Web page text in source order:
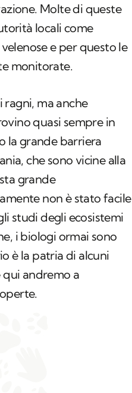
Molte di queste
locali come
e per questo le
monitorate.
ma anche
quasi sempre in
la grande barriera
che sono vicine alla
grande
non è stato facile
studi degli ecosistemi
i biologi ormai sono
è la patria di alcuni
andremo a